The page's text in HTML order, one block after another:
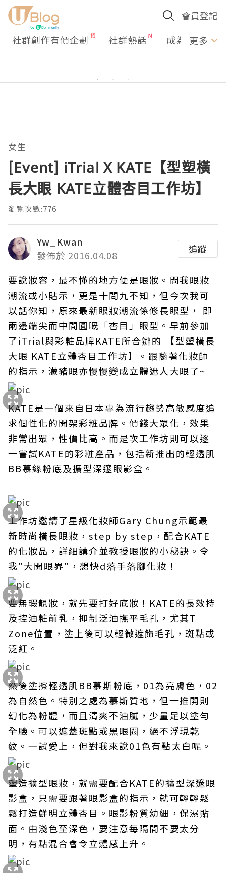
會員登記
社群創作有價企劃 社群熱話 成為U更多
女生
[Event] iTrial X KATE【型塑橫
長大眼 KATE立體杏目工作坊】
瀏覽次數:776
Yw_Kwan
發佈於 2016.04.08
追蹤
要說妝容，最不懂的地方便是眼妝。問我眼妝
潮流或小貼示，更是十問九不知，但今次我可
以話你知，原來最新眼妝潮流係修長眼型， 即
兩邊端尖而中間圓嘅「杏目」眼型。早前參加
了iTrial與彩粧品牌KATE所合辦的 【型塑橫長
大眼 KATE立體杏目工作坊】。跟隨著化妝師
的指示，濛豬眼亦慢慢變成立體迷人大眼了~
KATE是一個來自日本專為流行趨勢高敏感度追
求個性化的開架彩粧品牌。價錢大眾化，效果
非常出眾，性價比高。而是次工作坊則可以逐
一嘗試KATE的彩粧產品，包括新推出的輕透肌
BB慕絲粉底及擴型深邃眼影盒。
工作坊邀請了星級化妝師Gary Chung示範最
新時尚橫長眼妝，step by step，配合KATE
的化妝品，詳細講介並教授眼妝的小秘訣。令
我"大開眼界"，想快d落手落腳化妝！
要無瑕靚妝，就先要打好底妝！KATE的長效持
及控油粧前乳，抑制泛油撫平毛孔，尤其T
Zone位置，塗上後可以輕微遮飾毛孔，斑點或
泛紅。
然後塗擦輕透肌BB慕斯粉底，01為亮膚色，02
為自然色。特別之處為慕斯質地，但一推開則
幻化為粉體，而且清爽不油膩，少量足以塗勻
全臉。可以遮蓋斑點或黑眼圈，絕不浮現乾
紋。一試愛上，但對我來說01色有點太白呢。
塑造擴型眼妝，就需要配合KATE的擴型深邃眼
影盒，只需要跟著眼影盒的指示，就可輕輕鬆
鬆打造鮮明立體杏目。眼影粉質幼細，保濕貼
面。由淺色至深色，要注意每隔間不要太分
明，有點混合會令立體感上升。